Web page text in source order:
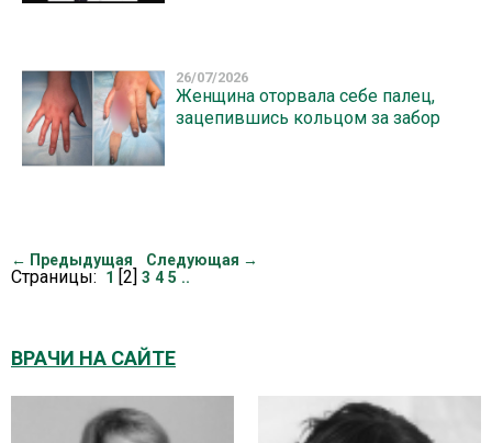
26/07/2026
Женщина оторвала себе палец,
зацепившись кольцом за забор
← Предыдущая Следующая →
Страницы: 1 [2] 3 4 5 ..
ВРАЧИ НА САЙТЕ